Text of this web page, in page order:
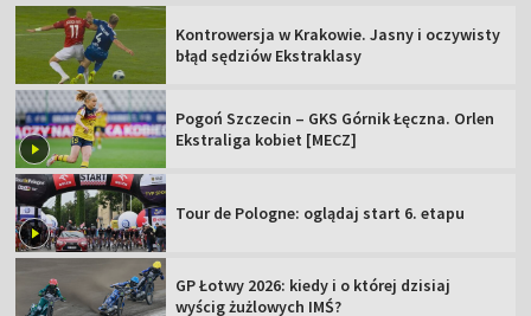
Kontrowersja w Krakowie. Jasny i oczywisty
błąd sędziów Ekstraklasy
Pogoń Szczecin – GKS Górnik Łęczna. Orlen
Ekstraliga kobiet [MECZ]
Tour de Pologne: oglądaj start 6. etapu
GP Łotwy 2026: kiedy i o której dzisiaj
wyścig żużlowych IMŚ?